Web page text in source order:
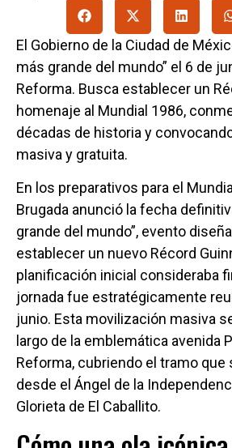
El Gobierno de la Ciudad de
más grande del mundo” el 6 de
Reforma. Busca establecer un
homenaje al Mundial 1986,
décadas de historia y
masiva y gratuita.
En los preparativos para el
Brugada anunció la fecha
grande del mundo”, evento
establecer un nuevo Récord
planificación inicial consideraba
jornada fue estratégicamente
junio. Esta movilización masiva
largo de la emblemática avenida
Reforma, cubriendo el tramo que
desde el Ángel de la
Glorieta de El Caballito.